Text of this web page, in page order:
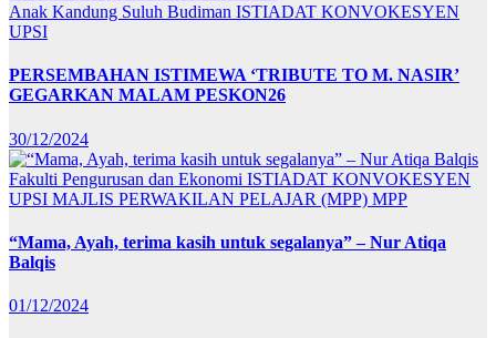
Anak Kandung Suluh Budiman ISTIADAT KONVOKESYEN
UPSI
PERSEMBAHAN ISTIMEWA ‘TRIBUTE TO M. NASIR’
GEGARKAN MALAM PESKON26
30/12/2024
Fakulti Pengurusan dan Ekonomi ISTIADAT KONVOKESYEN
UPSI MAJLIS PERWAKILAN PELAJAR (MPP) MPP
“Mama, Ayah, terima kasih untuk segalanya” – Nur Atiqa
Balqis
01/12/2024